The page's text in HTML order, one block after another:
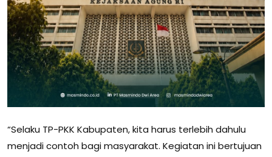
“Selaku TP-PKK Kabupaten, kita harus terlebih dahulu
menjadi contoh bagi masyarakat. Kegiatan ini bertujuan